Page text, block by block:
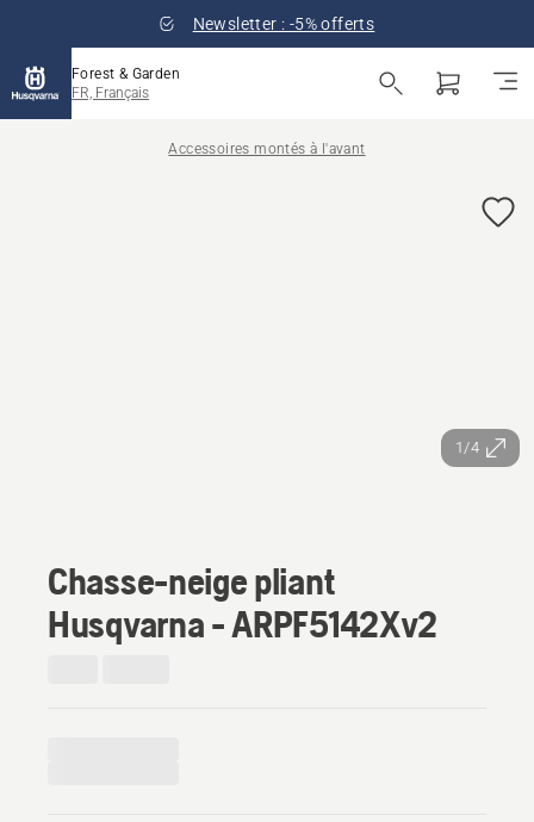
Newsletter : -5% offerts
Forest & Garden
FR, Français
Accessoires montés à l'avant
1/4
Chasse-neige pliant
Husqvarna - ARPF5142Xv2